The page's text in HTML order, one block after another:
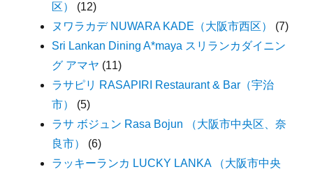
区）
(12)
ヌワラカデ NUWARA KADE（大阪市西区）
(7)
Sri Lankan Dining A*maya スリランカダイニン
グ アマヤ (11)
ラサピリ RASAPIRI Restaurant & Bar（宇治
市）
(5)
ラサ ボジュン Rasa Bojun （大阪市中央区、奈
良市）
(6)
ラッキーランカ LUCKY LANKA （大阪市中央